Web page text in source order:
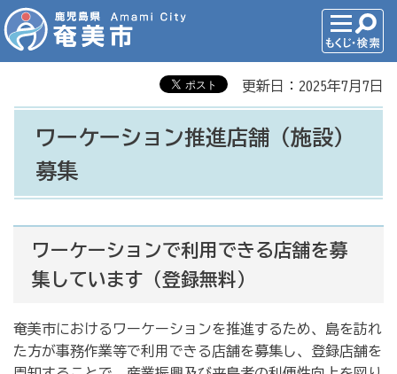
更新日：2025年7月7日
ワーケーション推進店舗（施設）
募集
ワーケーションで利用できる店舗を募
集しています（登録無料）
奄美市におけるワーケーションを推進するため、島を訪れ
た方が事務作業等で利用できる店舗を募集し、登録店舗を